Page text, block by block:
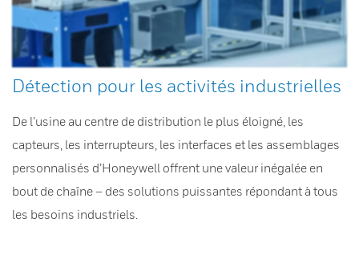
Détection pour les activités industrielles
De l’usine au centre de distribution le plus éloigné, les
capteurs, les interrupteurs, les interfaces et les assemblages
personnalisés d’Honeywell offrent une valeur inégalée en
bout de chaîne – des solutions puissantes répondant à tous
les besoins industriels.